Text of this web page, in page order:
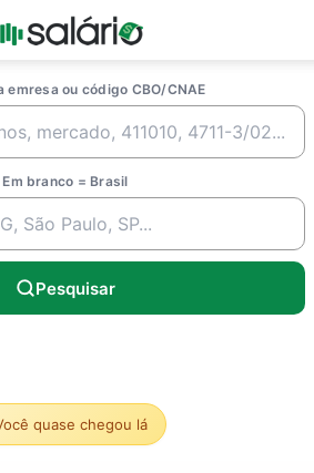
ou código CBO/CNAE
Em branco = Brasil
Pesquisar
quase chegou lá